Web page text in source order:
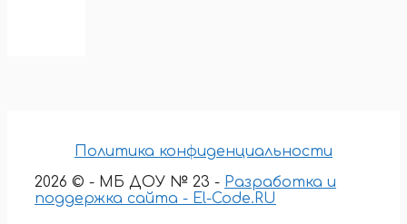
Политика конфиденциальности
2026 © - МБ ДОУ № 23 - Разработка и
поддержка сайта - El-Code.RU